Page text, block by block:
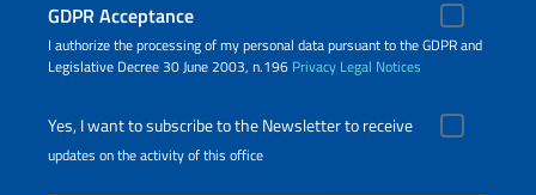
GDPR Acceptance
I authorize the processing of my personal data pursuant to the GDPR and
Legislative Decree 30 June 2003, n.196 Privacy Legal Notices
Yes, I want to subscribe to the Newsletter to receive
updates on the activity of this office